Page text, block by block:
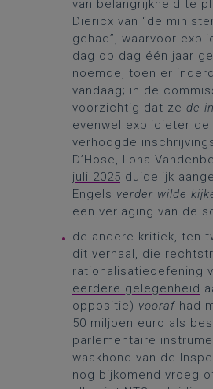
van belangrijkheid te
Diericx van “de
gehad”, waarvoor
dag op dag één jaar
noemde, toen er
vandaag; in de
voorzichtig dat ze de
evenwel explicieter
verhoogde
D’Hose, Ilona
juli 2025 duidelijk
Engels verder wilde
een verlaging van de
de andere kritiek, ten
dit verhaal, die
rationalisatieoefening
eerdere gelegenheid
oppositie) vooraf had
50 miljoen euro als
parlementaire
waakhond van de
nog bijkomend vroeg